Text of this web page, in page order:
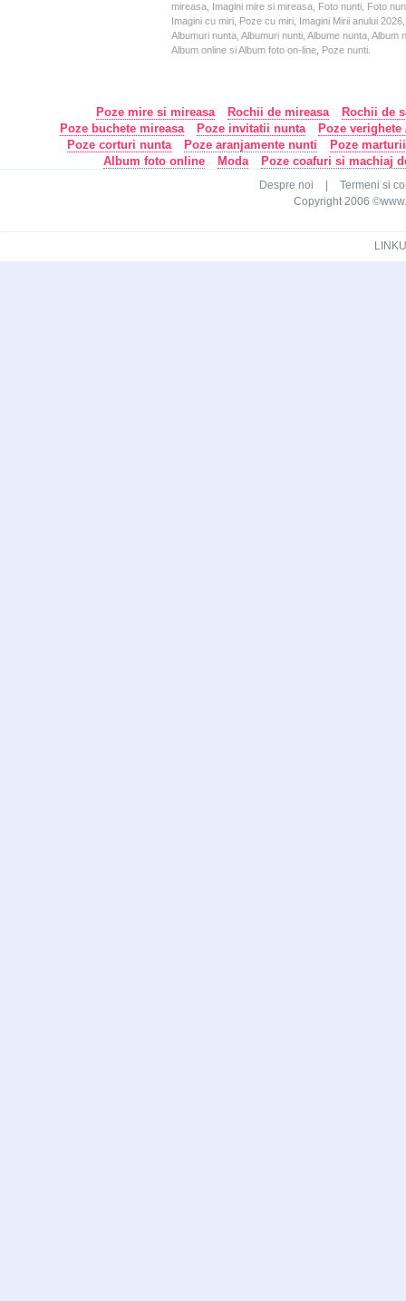
mireasa, Imagini mire si mireasa, Foto nunti, Foto
Imagini cu miri, Poze cu miri, Imagini Mirii anului
Albumuri nunta, Albumuri nunti, Albume nunta,
Album online si Album foto on-line, Poze nunti.
Poze mire si mireasa Rochii de mireasa
Rochii de
Poze buchete mireasa
Poze invitatii nunta
Poze
Poze corturi nunta
Poze aranjamente nunti
Poze
Album foto online
Moda Poze coafuri si machiaj
Despre noi
Termeni si
Copyright 2006